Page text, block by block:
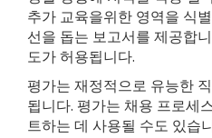
추가 교육을위한 영역을 식
선을 돕는 보고서를 제공합
도가 허용됩니다.
평가는 재정적으로 유능한
됩니다. 평가는 채용 프로세
트하는 데 사용될 수도 있습